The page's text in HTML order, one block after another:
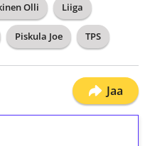
Olli Liiga
Piskula Joe TPS
Jaa